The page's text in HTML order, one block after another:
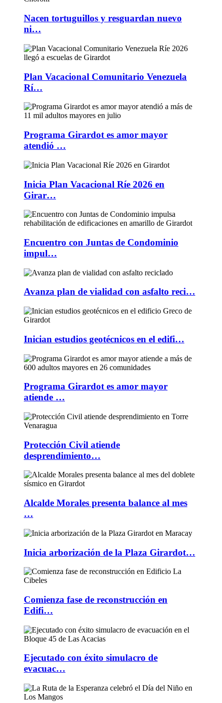
Nacen tortuguillos y resguardan nuevo
ni…
Plan Vacacional Comunitario Venezuela
Rí…
Programa Girardot es amor mayor
atendió …
Inicia Plan Vacacional Ríe 2026 en
Girar…
Encuentro con Juntas de Condominio
impul…
Avanza plan de vialidad con asfalto reci…
Inician estudios geotécnicos en el edifi…
Programa Girardot es amor mayor
atiende …
Protección Civil atiende
desprendimiento…
Alcalde Morales presenta balance al mes
…
Inicia arborización de la Plaza Girardot…
Comienza fase de reconstrucción en
Edifi…
Ejecutado con éxito simulacro de
evacuac…